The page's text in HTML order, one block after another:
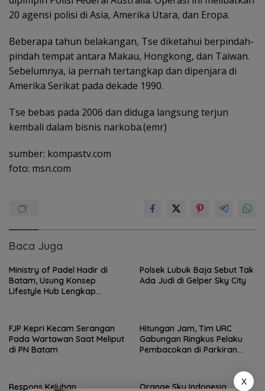
20 agensi polisi di Asia, Amerika Utara, dan Eropa.
Beberapa tahun belakangan, Tse diketahui berpindah-
pindah tempat antara Makau, Hongkong, dan Taiwan.
Sebelumnya, ia pernah tertangkap dan dipenjara di
Amerika Serikat pada dekade 1990.
Tse bebas pada 2006 dan diduga langsung terjun
kembali dalam bisnis narkoba.(emr)
sumber: kompastv.com
foto: msn.com
Baca Juga
Ministry of Padel Hadir di
Batam, Usung Konsep
Lifestyle Hub Lengkap
Polsek Lubuk Baja Sebut Tak
Ada Judi di Gelper Sky City
FJP Kepri Kecam Serangan
Pada Wartawan Saat Meliput
di PN Batam
Hitungan Jam, Tim URC
Gabungan Ringkus Pelaku
Pembacokan di Parkiran
Respons Keluhan Orange Sky Indonesia
X